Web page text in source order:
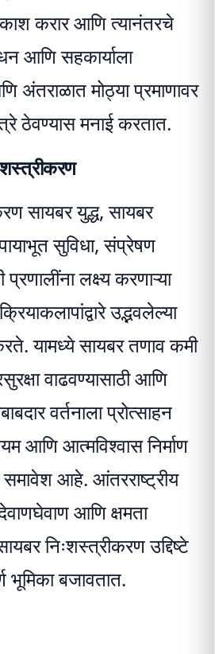
करार आणि त्यानंतरचे
आणि सहकार्याला
अंतराळात मोठ्या प्रमाणावर
ठेवण्यास मनाई करतात.
सायबर युद्ध, सायबर
सुविधा, संप्रेषण
लक्ष्य करणाऱ्या
उद्भवलेल्या
यामध्ये सायबर तणाव कमी
वाढवण्यासाठी आणि
वर्तनाला प्रोत्साहन
आणि आत्मविश्वास निर्माण
समावेश आहे. आंतरराष्ट्रीय
आणि क्षमता
निःशस्त्रीकरण उद्दिष्टे
भूमिका बजावतात.